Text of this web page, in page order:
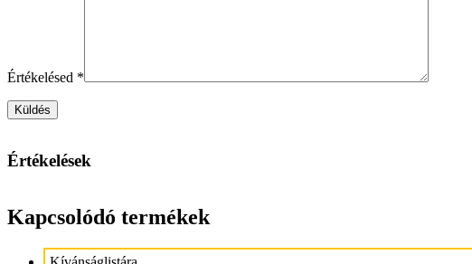
Értékelésed *
Értékelések
Kapcsolódó termékek